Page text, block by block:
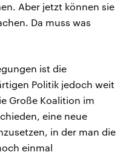
Aber jetzt können sie
Da muss was
ist die
Politik jedoch weit
Große Koalition im
eine neue
in der man die
einmal